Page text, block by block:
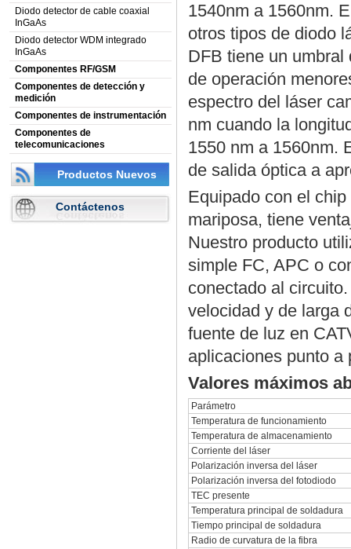
Diodo detector de cable coaxial
InGaAs
Diodo detector WDM integrado
InGaAs
Componentes RF/GSM
Componentes de detección y
medición
Componentes de instrumentación
Componentes de
telecomunicaciones
Productos Nuevos
Contáctenos
1540nm a 1560nm.
otros tipos de diodo
DFB tiene un
de operación
espectro del láser
nm cuando la
1550 nm a 1560nm.
de salida óptica a
Equipado con el
mariposa, tiene
Nuestro producto
simple FC, APC o
conectado al
velocidad y de larga
fuente de luz en
aplicaciones punto a
Valores máximos
Parámetro
Temperatura de funcionamiento
Temperatura de almacenamiento
Corriente del láser
Polarización inversa del láser
Polarización inversa del fotodiodo
TEC presente
Temperatura principal de soldadura
Tiempo principal de soldadura
Radio de curvatura de la fibra